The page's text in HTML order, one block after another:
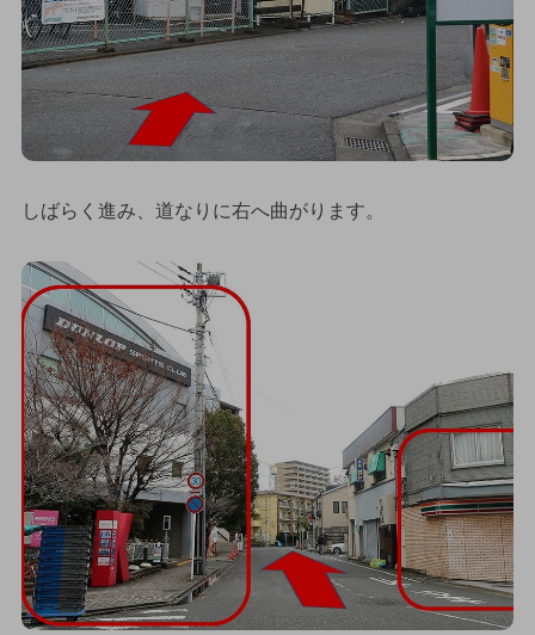
しばらく進み、道なりに右へ曲がります。